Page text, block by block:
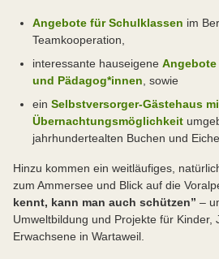
Angebote für Schulklassen im
Teamkooperation,
interessante hauseigene
und Pädagog*innen , sowie
ein Selbstversorger-Gästehaus
Übernachtungsmöglichkeit
jahrhundertealten Buchen und
Hinzu kommen ein weitläufiges,
zum Ammersee und Blick auf die
kennt, kann man auch schützen” –
Umweltbildung und Projekte für Kinder,
Erwachsene in Wartaweil.